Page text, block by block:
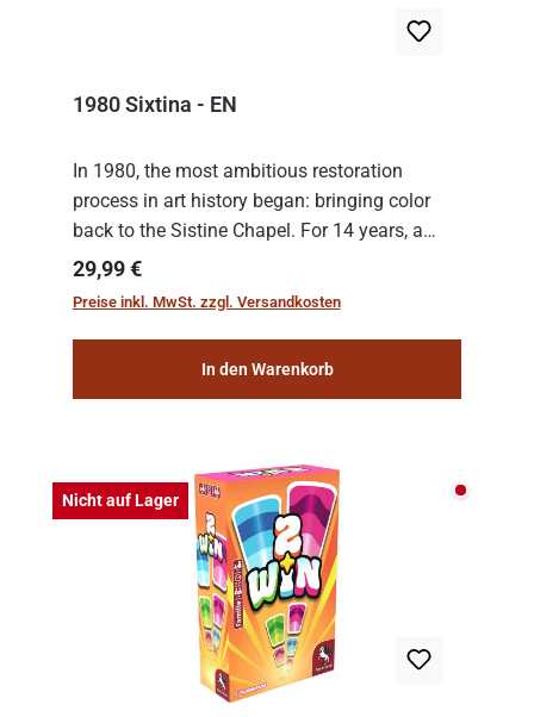
1980 Sixtina - EN
In 1980, the most ambitious restoration
process in art history began: bringing color
back to the Sistine Chapel. For 14 years, a
team of experts from the Vatican undertook
the meticulous job of cleaning and
Regulärer Preis:
29,99 €
Preise inkl. MwSt. zzgl. Versandkosten
In den Warenkorb
Nicht auf Lager Nicht